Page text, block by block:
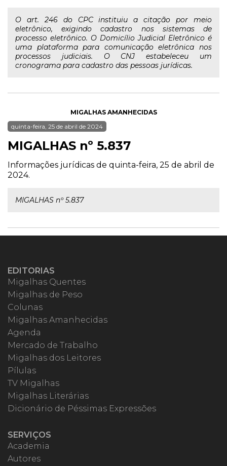
O art. 246 do CPC instituiu a citação por meio
eletrônico, exigindo cadastro nos sistemas de
processo eletrônico. O Domicílio Judicial Eletrônico é
uma plataforma para comunicação eletrônica nos
processos judiciais. O CNJ estabeleceu um
cronograma para cadastro das pessoas jurídicas.
MIGALHAS AMANHECIDAS
quinta-feira, 25 de abril de 2024
MIGALHAS nº 5.837
Informações jurídicas de quinta-feira, 25 de abril de
2024.
MIGALHAS nº 5.837
EDITORIAS
Migalhas Quentes
Migalhas de Peso
Colunas
Migalhas Amanhecidas
Agenda
Mercado de Trabalho
Migalhas dos Leitores
Pílulas
TV Migalhas
Migalhas Literárias
Dicionário de Péssimas Expressões
SERVIÇOS
Academia
Autores